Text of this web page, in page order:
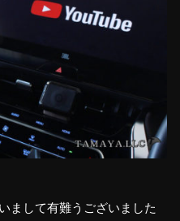
まして有難うございました